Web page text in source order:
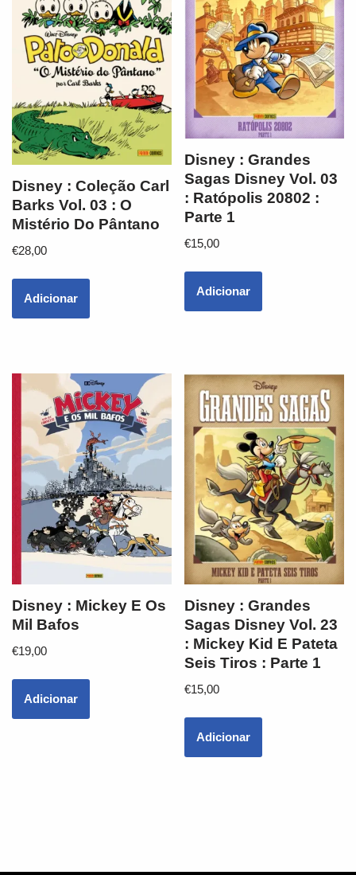
Disney : Coleção Carl
Barks Vol. 03 : O
Mistério Do Pântano
€28,00
Adicionar
Disney : Grandes
Sagas Disney Vol. 03
: Ratópolis 20802 :
Parte 1
€15,00
Adicionar
Disney : Mickey E Os
Mil Bafos
€19,00
Adicionar
Disney : Grandes
Sagas Disney Vol. 23
: Mickey Kid E Pateta
Seis Tiros : Parte 1
€15,00
Adicionar